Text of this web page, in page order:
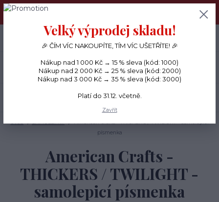
PŘÁNÍČKA a PAPÍROVÉ DÁRKY odesílám každý den, KREATIVNÍ
Menu
CZK
+420 734 380 930
(Po-Ne, 8-20 hod.)
písmenka
American Crafts -
THICKERS / TWILIGHT -
samolepicí písmenka
Velký výprodej skladu!
🎉 ČÍM VÍC NAKOUPÍTE, TÍM VÍC UŠETŘÍTE! 🎉
Nákup nad 1 000 Kč → 15 % sleva (kód: 1000)
Nákup nad 2 000 Kč → 25 % sleva (kód: 2000)
Nákup nad 3 000 Kč → 35 % sleva (kód: 3000)
Platí do 31.12. včetně.
Zavřít